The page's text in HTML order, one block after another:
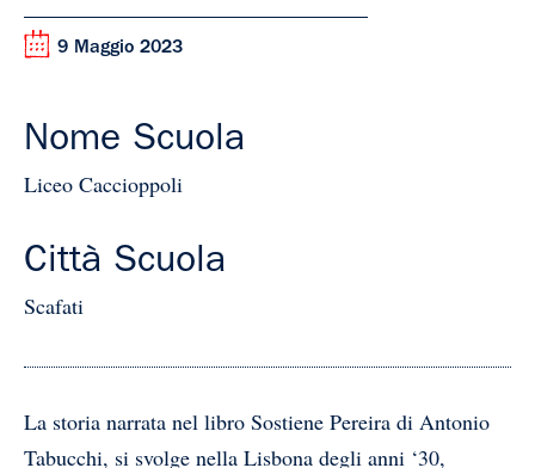
9 Maggio 2023
Nome Scuola
Liceo Caccioppoli
Città Scuola
Scafati
La storia narrata nel libro Sostiene Pereira di Antonio
Tabucchi, si svolge nella Lisbona degli anni ‘30,